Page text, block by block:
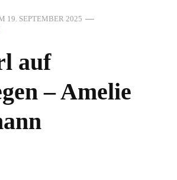
19. SEPTEMBER 2025
auf
– Amelie